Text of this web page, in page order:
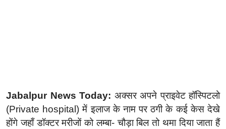
Jabalpur News Today: अक्सर अपने प्राइवेट हॉस्पिटलो
(Private hospital) में इलाज के नाम पर ठगी के कई केस देखे
होंगे जहाँ डॉक्टर मरीजों को लम्बा- चौड़ा बिल तो थमा दिया जाता हैं